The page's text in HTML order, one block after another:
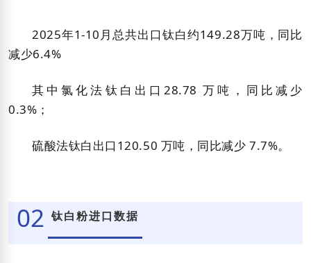
2025年1-10月总共出口钛白约149.28万吨，同比
减少6.4%
其中氯化法钛白出口28.78 万吨，同比减少
0.3%；
硫酸法钛白出口120.50 万吨，同比减少 7.7%。
02 钛白粉进口数据